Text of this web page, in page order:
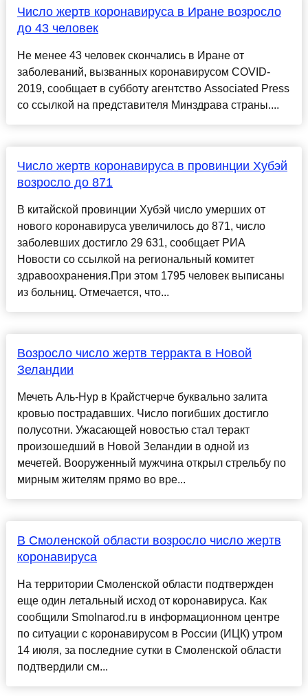
Число жертв коронавируса в Иране возросло
до 43 человек
Не менее 43 человек скончались в Иране от
заболеваний, вызванных коронавирусом COVID-
2019, сообщает в субботу агентство Associated Press
со ссылкой на представителя Минздрава страны....
Число жертв коронавируса в провинции Хубэй
возросло до 871
В китайской провинции Хубэй число умерших от
нового коронавируса увеличилось до 871, число
заболевших достигло 29 631, сообщает РИА
Новости со ссылкой на региональный комитет
здравоохранения.При этом 1795 человек выписаны
из больниц. Отмечается, что...
Возросло число жертв терракта в Новой
Зеландии
Мечеть Аль-Нур в Крайстчерче буквально залита
кровью пострадавших. Число погибших достигло
полусотни. Ужасающей новостью стал теракт
произошедший в Новой Зеландии в одной из
мечетей. Вооруженный мужчина открыл стрельбу по
мирным жителям прямо во вре...
В Смоленской области возросло число жертв
коронавируса
На территории Смоленской области подтвержден
еще один летальный исход от коронавируса. Как
сообщили Smolnarod.ru в информационном центре
по ситуации с коронавирусом в России (ИЦК) утром
14 июля, за последние сутки в Смоленской области
подтвердили см...